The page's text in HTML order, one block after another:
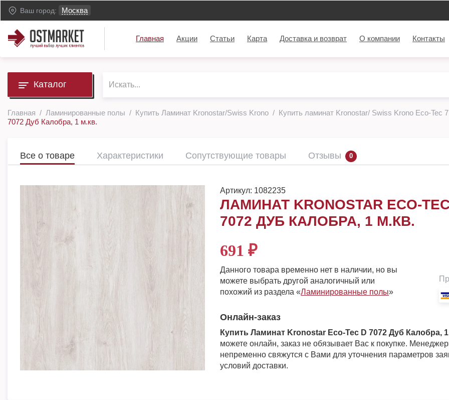
Ваш город: Москва
Главная Акции Статьи Карта Доставка и возврат О компании Контакты
Каталог
Главная Ламинированные полы Купить Ламинат Kronostar/Swiss Krono Купить ламинат Kronostar/ Swiss Krono Eco-Tec
7072 Дуб Калобра, 1 м.кв.
Все о товаре Характеристики Сопутствующие товары Отзывы 0
Артикул: 1082235
ЛАМИНАТ KRONOSTAR ECO-
7072 ДУБ КАЛОБРА, 1 М.КВ.
691 ₽
Данного товара временно нет в наличии, но вы
можете выбрать другой аналогичный или
похожий из раздела «Ламинированные полы»
Онлайн-заказ
Купить Ламинат Kronostar Eco-Tec D 7072 Дуб Калобра,
можете онлайн, заказ не обязывает Вас к покупке.
непременно свяжутся с Вами для уточнения параметров
условий доставки.